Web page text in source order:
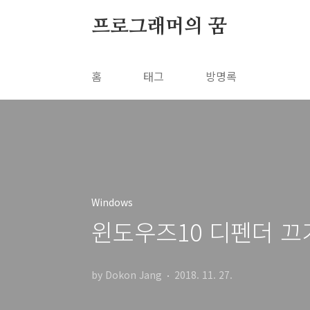
프로그래머의 꿈
홈 태그 방명록
Windows
윈도우즈10 디펜더 끄
by Dokon Jang 2018. 11. 27.